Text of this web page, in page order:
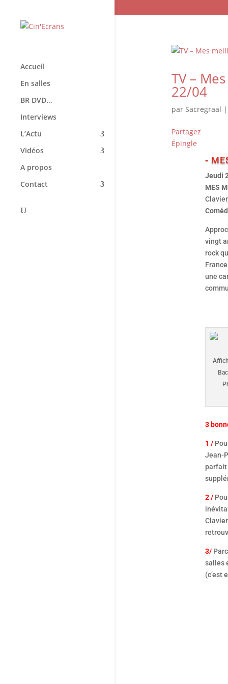
Accueil
En salles
BR DVD…
Interviews
L’Actu
Vidéos
A propos
Contact
TV –
22/04
par Sacregraal |
Partagez
Épingle
-
Jeudi
MES
vingt
rock
une
3
1 /
Jean-
parfait
2 /
3/
salles
(c’est